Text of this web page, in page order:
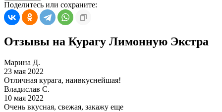
Поделитесь или сохраните:
Отзывы на Курагу Лимонную Экстра
Марина Д.
23 мая 2022
Отличная курага, наивкуснейшая!
Владислав С.
10 мая 2022
Очень вкусная, свежая, закажу еще